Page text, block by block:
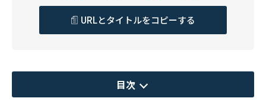
URLとタイトルをコピーする
目次